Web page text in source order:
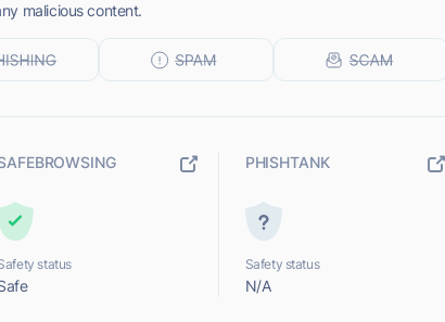
malicious content.
status
PHISHTANK
Safety status
N/A